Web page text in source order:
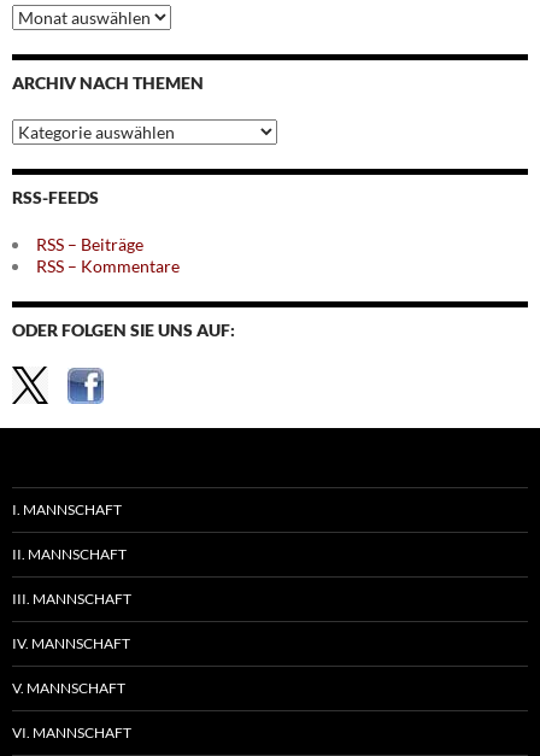
Archiv
nach
Monaten
ARCHIV NACH THEMEN
Archiv
nach
Themen
RSS-FEEDS
RSS – Beiträge
RSS – Kommentare
ODER FOLGEN SIE UNS AUF:
I. MANNSCHAFT
II. MANNSCHAFT
III. MANNSCHAFT
IV. MANNSCHAFT
V. MANNSCHAFT
VI. MANNSCHAFT